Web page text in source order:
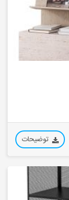
توضیحات